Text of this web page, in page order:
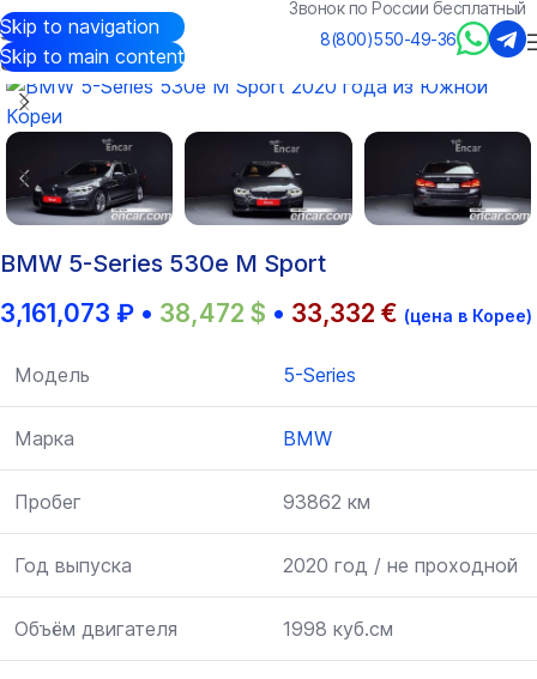
Skip to navigation
Skip to main content
Звонок по России бесплатный
8(800)550-49-36
Авто из Кореи/Каталог 5-Series
BMW 5-Series 530e M Sport
3,161,073 ₽ • 38,472 $ • 33,332 € (цена в Корее)
Модель 5-Series
Марка BMW
Пробег 93862 км
Год выпуска 2020 год / не проходной
Объём двигателя 1998 куб.см